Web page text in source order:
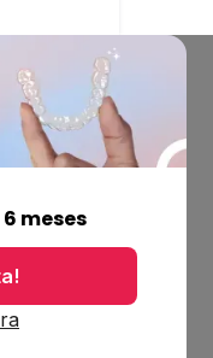
meses